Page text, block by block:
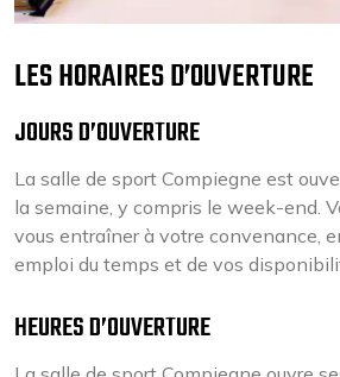
LES HORAIRES D’OUVERTURE
JOURS D’OUVERTURE
La salle de sport Compiegne est
la semaine, y compris le week-end.
vous entraîner à votre convenance,
emploi du temps et de vos
HEURES D’OUVERTURE